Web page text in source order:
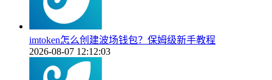
imtoken怎么创建波场钱包？保姆级新手教程
2026-08-07 12:12:03